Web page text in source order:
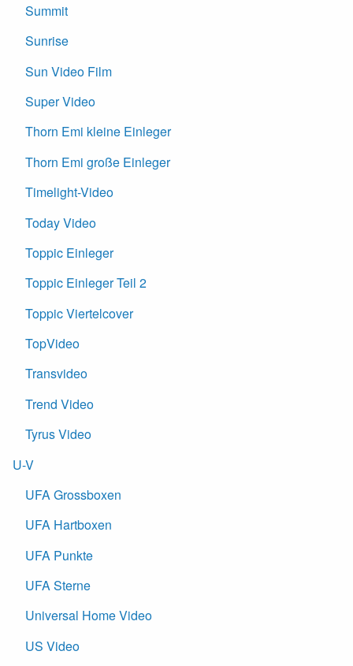
Summit
Sunrise
Sun Video Film
Super Video
Thorn Emi kleine Einleger
Thorn Emi große Einleger
Timelight-Video
Today Video
Toppic Einleger
Toppic Einleger Teil 2
Toppic Viertelcover
TopVideo
Transvideo
Trend Video
Tyrus Video
U-V
UFA Grossboxen
UFA Hartboxen
UFA Punkte
UFA Sterne
Universal Home Video
US Video